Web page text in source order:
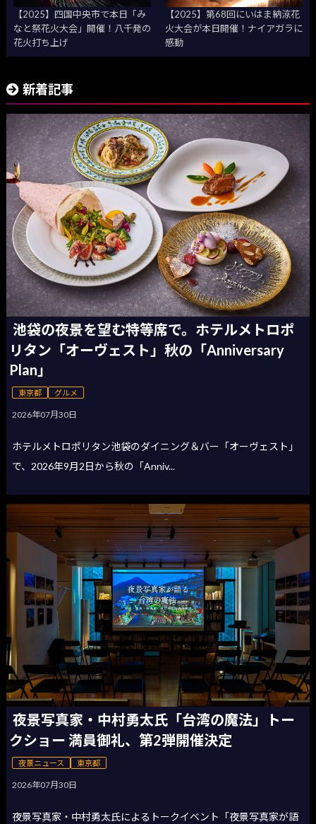
【2025】四国中央市で本日「み
なと祭花火大会」開催！八千発の
花火打ち上げ
【2025】第68回にいはま納涼花
火大会が本日開催！ナイアガラに
感動
新着記事
池袋の夜景を望む特等席で。ホテルメトロポ
リタン「オーヴェスト」秋の「Anniversary
Plan」
東京都 グルメ
2026年07月30日
ホテルメトロポリタン池袋のダイニング＆バー「オーヴェスト」
で、2026年9月2日から秋の「Anniv...
夜景写真家・中村勇太氏「台湾の魔法」トー
クショー 満員御礼、第2弾開催決定
夜景ニュース 東京都
2026年07月30日
夜景写真家・中村勇太氏によるトークイベント「夜景写真家が語